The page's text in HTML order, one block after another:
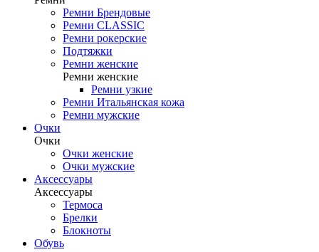
Ремни Брендовые
Ремни CLASSIC
Ремни рокерские
Подтяжки
Ремни женские
Ремни женские
Ремни узкие
Ремни Итальянская кожа
Ремни мужские
Очки
Очки
Очки женские
Очки мужские
Аксессуары
Аксессуары
Термоса
Брелки
Блокноты
Обувь